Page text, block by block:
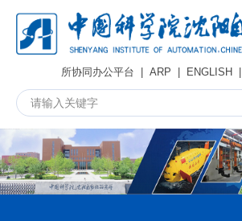
所协同办公平台 | ARP | ENGLISH|